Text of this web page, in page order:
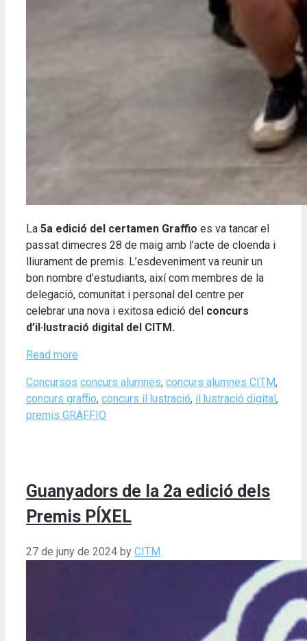
La 5a edició del certamen Graffio es va tancar el
passat dimecres 28 de maig amb l’acte de cloenda i
lliurament de premis. L’esdeveniment va reunir un
bon nombre d’estudiants, així com membres de la
delegació, comunitat i personal del centre per
celebrar una nova i exitosa edició del concurs
d’il·lustració digital del CITM.
Read more
Categories
Concursos Tags
concurs alumnes, concurs alumnes CITM,
concurs graffio, concurs il·lustració, il·lustració digital,
premis GRAFFIO
Guanyadors de la 2a edició dels
Premis PÍXEL
27 de juny de 2024 by CITM